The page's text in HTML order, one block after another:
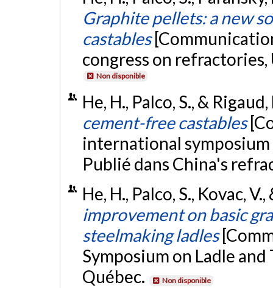
Graphite pellets: a new
castables
congress on refractories,
Non disponible
He, H., Palco, S., &
cement-free castables
international
Publié dans China's
He, H., Palco, S., Kovac,
improvement on basic
steelmaking ladles
Symposium on Ladle
Québec.
Non disponible